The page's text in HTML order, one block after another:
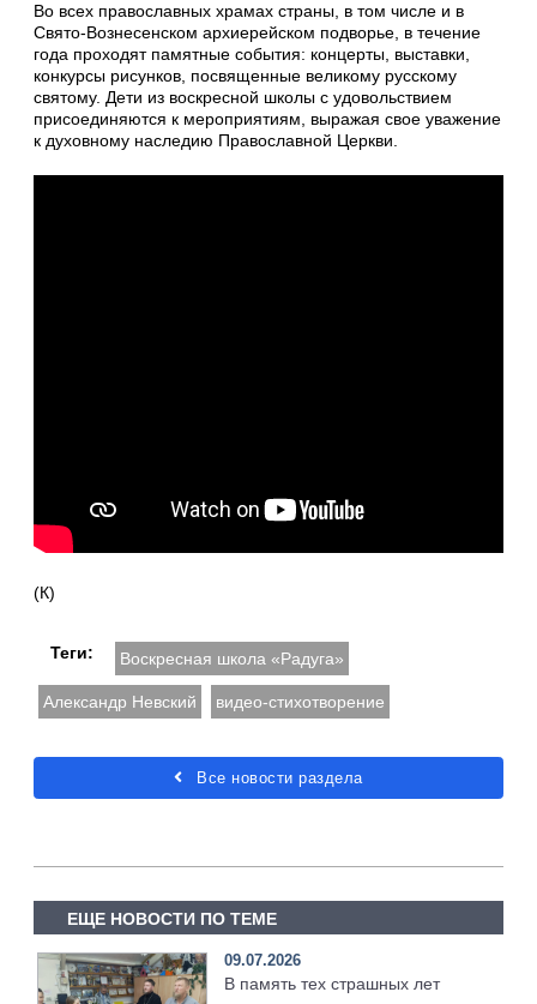
Во всех православных храмах страны, в том числе и в
Свято-Вознесенском архиерейском подворье, в течение
года проходят памятные события: концерты, выставки,
конкурсы рисунков, посвященные великому русскому
святому. Дети из воскресной школы с удовольствием
присоединяются к мероприятиям, выражая свое уважение
к духовному наследию Православной Церкви.
(К)
Теги: Воскресная школа «Радуга»
Александр Невский видео-стихотворение
Все новости раздела
ЕЩЕ НОВОСТИ ПО ТЕМЕ
09.07.2026
В память тех страшных лет